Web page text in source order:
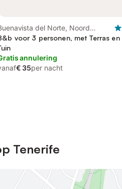
del Norte, Noord
voor 3 personen, met Terras en
annulering
€ 35per nacht
Tenerife